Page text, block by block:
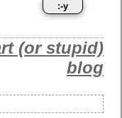
(or stupid)
blog
:-y